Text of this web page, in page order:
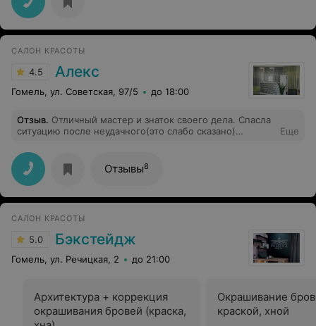
САЛОН КРАСОТЫ
4.5 Алекс
Гомель, ул. Советская, 97/5 до 18:00
Отзыв. Отличный мастер и знаток своего дела. Спасла
ситуацию после неудачного(это слабо сказано)
ручкам. Рекомендую
Еще
Отзывы8
САЛОН КРАСОТЫ
5.0 Бэкстейдж
Гомель, ул. Речицкая, 2 до 21:00
Архитектура + коррекция
окрашивания бровей (краска,
Окрашивание
краской, хной